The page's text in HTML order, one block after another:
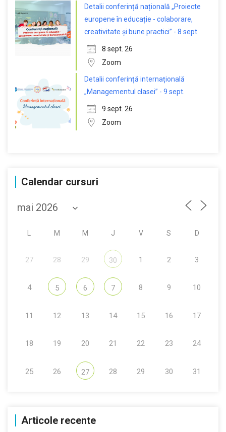
Detalii conferință națională „Proiecte
europene în educație - colaborare,
creativitate și bune practici” - 8 sept.
8 sept. 26
Zoom
Detalii conferință internațională
„Managementul clasei” - 9 sept.
9 sept. 26
Zoom
Calendar cursuri
M M J V S D
27 28 29 30 1 2 3
4 5 6 7 8 9 10
11 12 13 14 15 16 17
18 19 20 21 22 23 24
25 26 27 28 29 30 31
Articole recente